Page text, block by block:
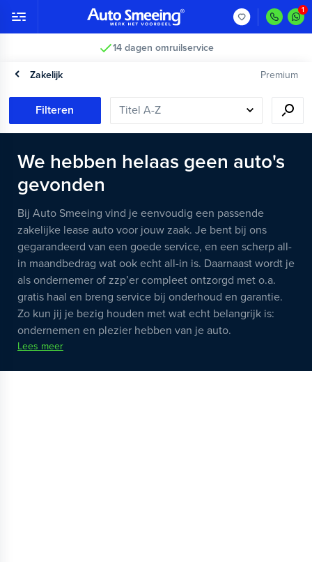
14 dagen omruilservice
Zakelijk Premium
Filteren
We hebben helaas geen auto's
gevonden
Bij Auto Smeeing vind je eenvoudig een passende
zakelijke lease auto voor jouw zaak. Je bent bij ons
gegarandeerd van een goede service, en een scherp all-
in maandbedrag wat ook echt all-in is. Daarnaast wordt je
als ondernemer of zzp’er compleet ontzorgd met o.a.
gratis haal en breng service bij onderhoud en garantie.
Zo kun jij je bezig houden met wat echt belangrijk is:
ondernemen en plezier hebben van je auto.
Lees meer